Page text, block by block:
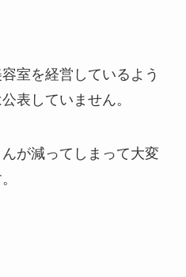
室を経営しているよう
表していません。
が減ってしまって大変